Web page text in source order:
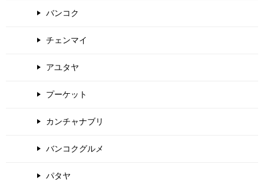
バンコク
チェンマイ
アユタヤ
プーケット
カンチャナブリ
バンコクグルメ
パタヤ